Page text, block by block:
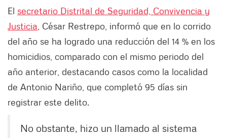
El secretario Distrital de Seguridad, Convivencia y
Justicia , César Restrepo, informó que en lo corrido
del año se ha logrado una reducción del 14 % en los
homicidios, comparado con el mismo periodo del
año anterior, destacando casos como la localidad
de Antonio Nariño, que completó 95 días sin
registrar este delito.
No obstante, hizo un llamado al sistema